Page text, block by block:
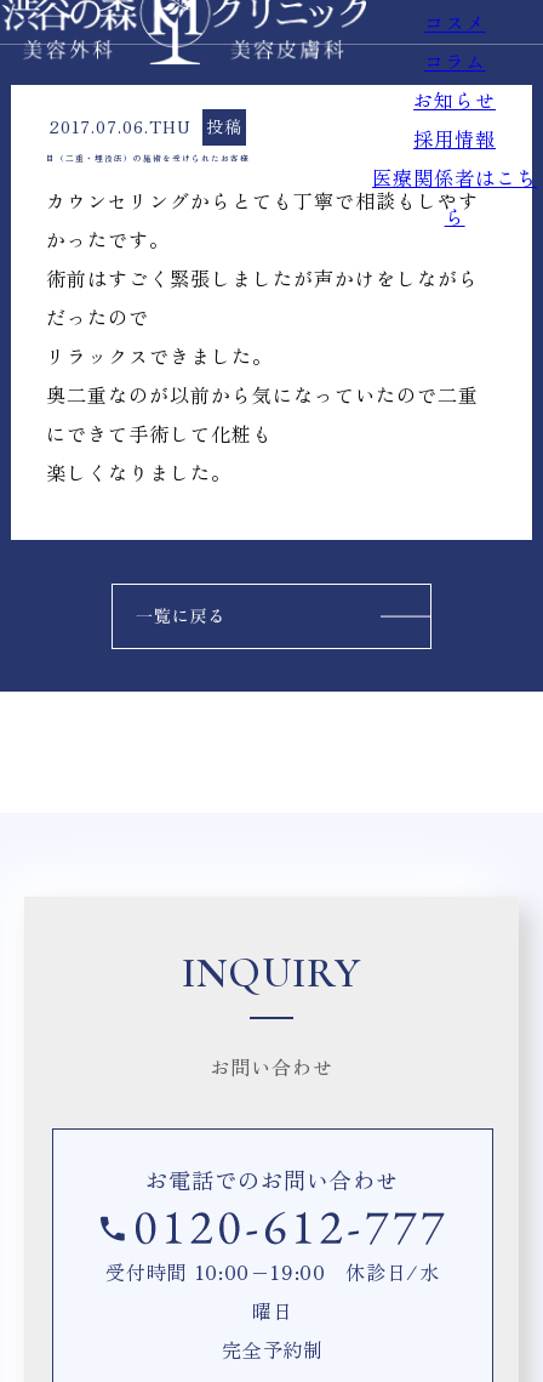
コスメ
コラム
お知らせ
採用情報
医療関係者はこち
ら
2017.07.06.THU 投稿
目（二重・埋没法）の施術を受けられたお客様
カウンセリングからとても丁寧で相談もしやす
かったです。
術前はすごく緊張しましたが声かけをしながら
だったので
リラックスできました。
奥二重なのが以前から気になっていたので二重
にできて手術して化粧も
楽しくなりました。
INQUIRY
お問い合わせ
お電話でのお問い合わせ
受付時間 10:00−19:00 休診日/水
曜日
完全予約制